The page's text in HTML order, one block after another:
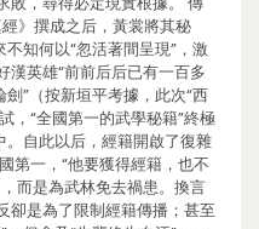
經》撰成之后，黃裳將其秘
知何以“忽活著間呈現”，激
漢英雄“前前后后已有一百多
”（按新垣平考據，此次“西
，“全國第一的武學秘籍”終極
。自此以后，經籍開啟了復雜
第一，“他要獲得經籍，也不
而是為武林免去禍患。換言
卻是為了限制經籍傳播；甚至